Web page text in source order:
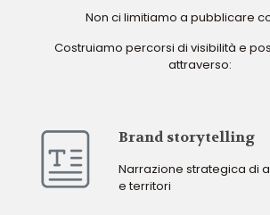
Non ci limitiamo a pubblicare
Costruiamo percorsi di visibilità e
attraverso:
Brand storytelling
Narrazione strategica di
e territori